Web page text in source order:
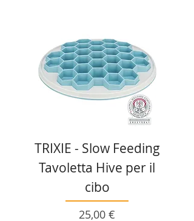
TRIXIE - Slow Feeding
Tavoletta Hive per il
cibo
Prezzo
25,00 €